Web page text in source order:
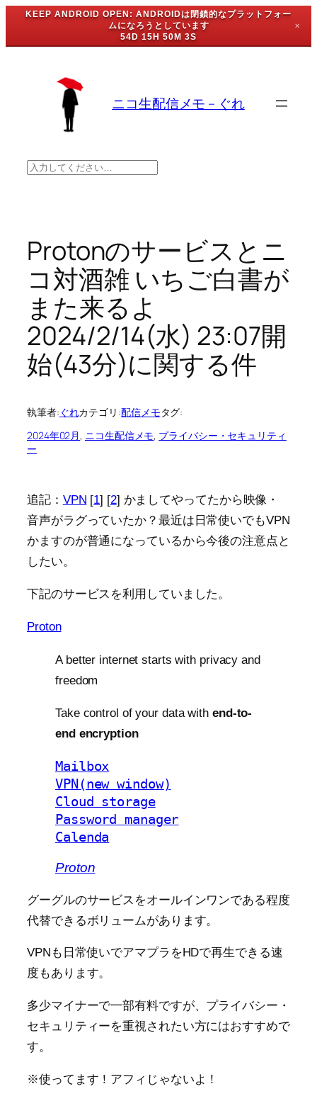
KEEP ANDROID OPEN: ANDROIDは閉鎖的なプラットフォー
ムになろうとしています
54D 15H 50M 2S
✕
ニコ生配信メモ – ぐれ
検
Protonのサービスとニ
コ対酒雑 いちご白書が
また来るよ
2024/2/14(水) 23:07開
始(43分)に関する件
執筆者: ぐれカテゴリ:配信メモタグ:
2024年02月, ニコ生配信メモ, プライバシー・セキュリティ
ー
追記： VPN [1] [2] かましてやってたから映像・
音声がラグっていたか？最近は日常使いでもVPN
かますのが普通になっているから今後の注意点と
したい。
下記のサービスを利用していました。
Proton
A better internet starts with privacy and
freedom
Take control of your data with end-to-
end encryption
Mailbox
VPN(new window)
Cloud storage
Password manager
Calenda
Proton
グーグルのサービスをオールインワンである程度
代替できるボリュームがあります。
VPNも日常使いでアマプラをHDで再生できる速
度もあります。
多少マイナーで一部有料ですが、プライバシー・
セキュリティーを重視されたい方にはおすすめで
す。
※使ってます！アフィじゃないよ！